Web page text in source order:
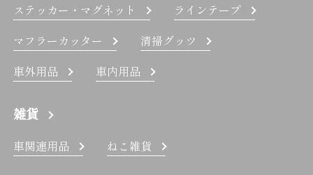
ステッカー・マグネット
ラインテープ
マフラーカッター
清掃グッツ
車外用品
車内用品
雑貨
車関連用品 ねこ雑貨